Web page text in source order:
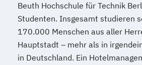
Beuth Hochschule für Technik
Studenten. Insgesamt studieren
170.000 Menschen aus aller
Hauptstadt – mehr als in
in Deutschland. Ein